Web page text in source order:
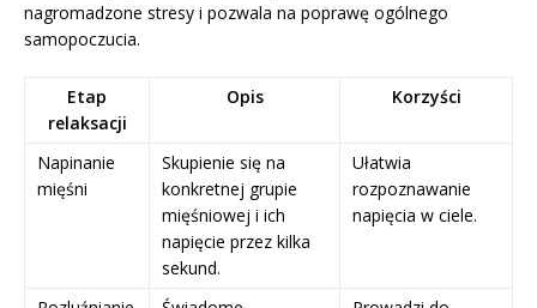
nagromadzone stresy i pozwala na poprawę ogólnego
samopoczucia.
Etap
relaksacji
Opis Korzyści
Napinanie
mięśni
Skupienie się na
konkretnej grupie
mięśniowej i ich
napięcie przez kilka
sekund.
Ułatwia
rozpoznawanie
napięcia w ciele.